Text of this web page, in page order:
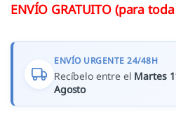
ENVÍO GRATUITO (para
ENVÍO URGENTE 24/48H
Recíbelo entre el Martes
Agosto